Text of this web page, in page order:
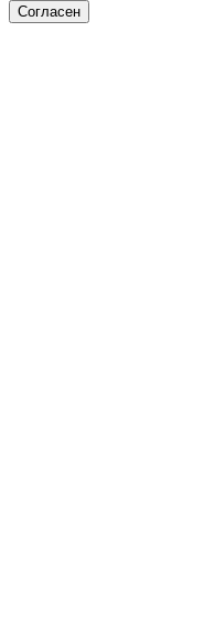
Согласен